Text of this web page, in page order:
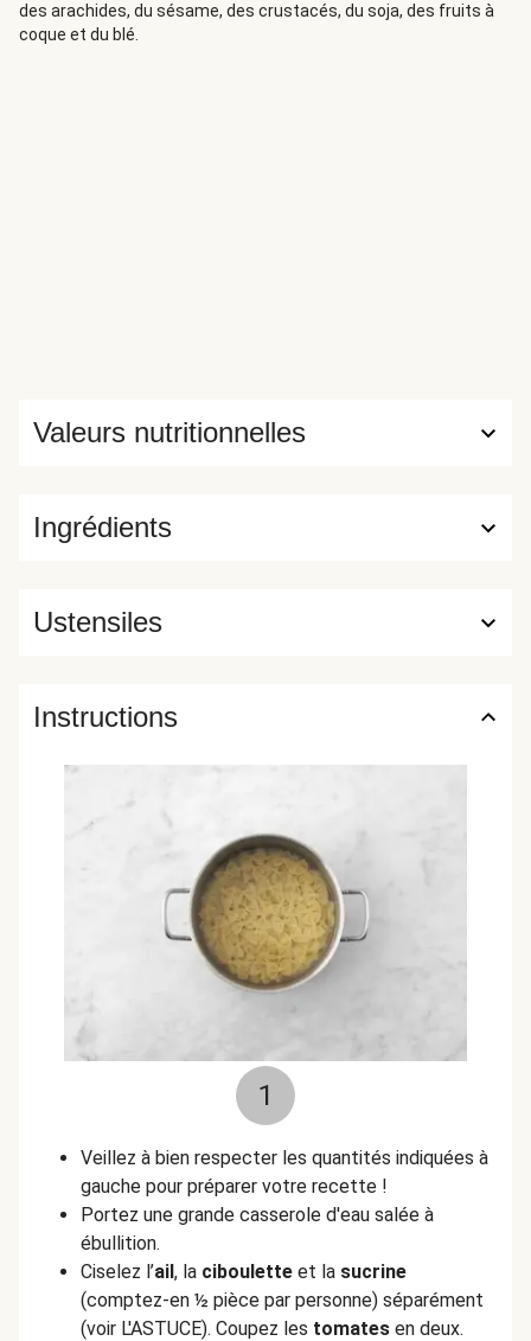
des arachides, du sésame, des crustacés, du soja, des fruits à
coque et du blé.
Ingrédients
Valeurs nutritionnelles
Ustensiles
Instructions
1
Veillez à bien respecter les quantités indiquées à
gauche pour préparer votre recette !
Portez une grande casserole d'eau salée à
ébullition.
Ciselez l’ail, la ciboulette et la sucrine
(comptez-en ½ pièce par personne) séparément
(voir L'ASTUCE). Coupez les tomates en deux.